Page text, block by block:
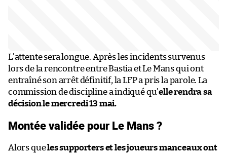
L’attente sera longue. Après les incidents survenus
lors de la rencontre entre Bastia et Le Mans qui ont
entraîné son arrêt définitif, la LFP a pris la parole. La
commission de discipline a indiqué qu’elle rendra sa
décision le mercredi 13 mai.
Montée validée pour Le Mans ?
Alors queles supporters et les joueurs manceaux ont